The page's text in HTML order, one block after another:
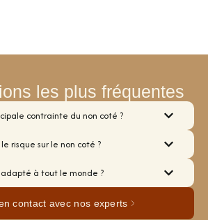
les plus fréquentes
contrainte du non coté ?
risque sur le non coté ?
à tout le monde ?
contact avec nos experts